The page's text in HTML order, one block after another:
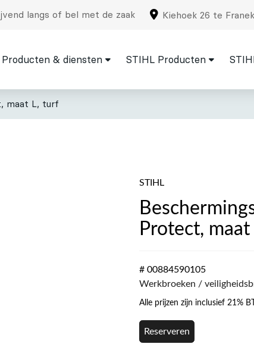
langs of bel met de zaak Kiehoek 26 te
Producten & diensten STIHL Producten
maat L, turf
STIHL
Protect,
# 00884590105
Werkbroeken /
Alle prijzen zijn inclusief 21%
Reserveren